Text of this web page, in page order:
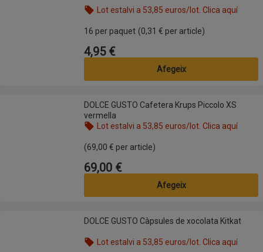
Lot estalvi a 53,85 euros/lot. Clica aquí
16 per paquet (0,31 € per article)
Preu
4,95 €
Afegeix
DOLCE GUSTO Cafetera Krups Piccolo XS vermella
DOLCE GUSTO Cafetera Krups Piccolo XS
vermella
Lot estalvi a 53,85 euros/lot. Clica aquí
(69,00 € per article)
Preu
69,00 €
Afegeix
DOLCE GUSTO Càpsules de xocolata KitkatDOLCE GUSTO Càpsules de xocolata Kitkat
Lot estalvi a 53,85 euros/lot. Clica aquí